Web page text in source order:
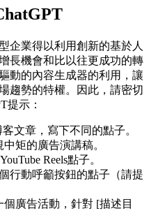
企業得以利用創新的基於人
長機會和比以往更成功的轉
動的內容生成器的利用，讓
趨勢的特權。因此，請密切
提示：
文章，寫下不同的點子。
矩的廣告演講稿。
Reels點子。
行動呼籲按鈕的點子（請提
廣告活動，針對 [描述目